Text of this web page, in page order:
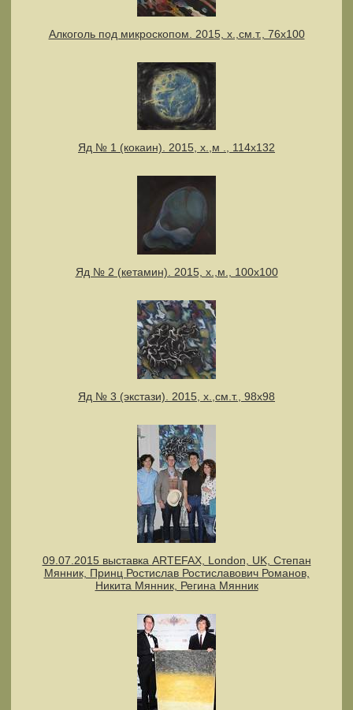
Алкоголь под микроскопом. 2015, х.,см.т., 76х100
Яд № 1 (кокаин). 2015, х.,м ., 114х132
Яд № 2 (кетамин). 2015, х.,м., 100х100
Яд № 3 (экстази). 2015, х.,см.т., 98х98
09.07.2015 выставка ARTEFAX, London, UK, Степан
Мянник, Принц Ростислав Ростиславович Романов,
Никита Мянник, Регина Мянник